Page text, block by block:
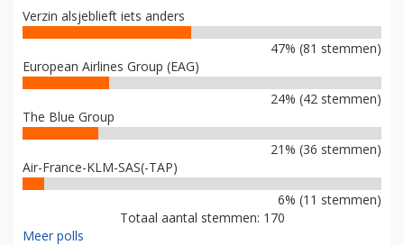
Verzin alsjeblieft iets anders
47% (81 stemmen)
European Airlines Group (EAG)
24% (42 stemmen)
The Blue Group
21% (36 stemmen)
Air-France-KLM-SAS(-TAP)
6% (11 stemmen)
Totaal aantal stemmen: 170
Meer polls